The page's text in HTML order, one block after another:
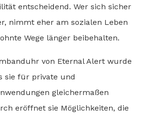
entscheidend. Wer sich sicher
nimmt eher am sozialen Leben
Wege länger beibehalten.
von Eternal Alert wurde
sie für private und
gleichermaßen
eröffnet sie Möglichkeiten, die